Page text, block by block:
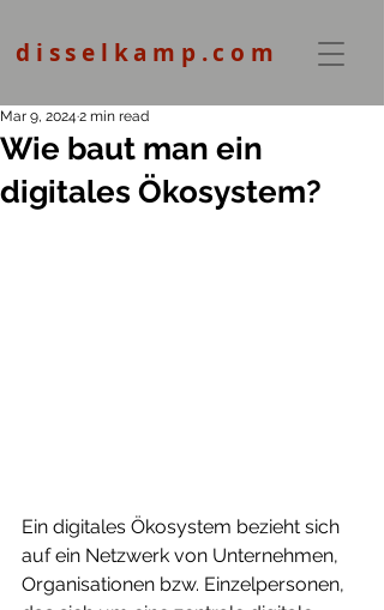
disselkamp.com
Wie baut man ein
digitales Ökosystem?
Mar 9, 2024 2 min read
Ein digitales Ökosystem bezieht sich
auf ein Netzwerk von Unternehmen,
Organisationen bzw. Einzelpersonen,